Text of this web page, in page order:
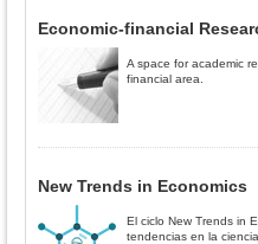
Economic-financial
A space for academic
financial area.
New Trends in Economics
El ciclo New Trends in
tendencias en la